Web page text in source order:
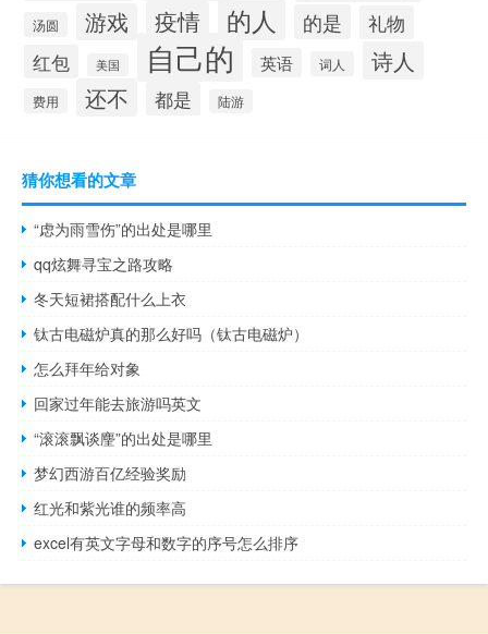
汤圆 游戏 疫情 的人 的是
礼物
红包
美国 自己的 英语 词人 诗人
费用 还不 都是 陆游
猜你想看的文章
“虑为雨雪伤”的出处是哪里
qq炫舞寻宝之路攻略
冬天短裙搭配什么上衣
钛古电磁炉真的那么好吗（钛古电磁炉）
怎么拜年给对象
回家过年能去旅游吗英文
“滚滚飘谈麈”的出处是哪里
梦幻西游百亿经验奖励
红光和紫光谁的频率高
excel有英文字母和数字的序号怎么排序